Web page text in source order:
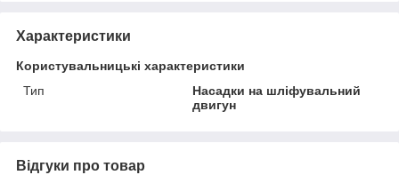
Характеристики
Користувальницькі характеристики
Тип
Насадки на шліфувальний
двигун
Відгуки про товар